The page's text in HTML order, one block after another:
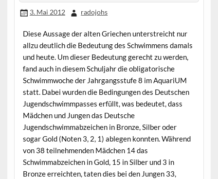
3. Mai 2012 radojohs
Diese Aussage der alten Griechen unterstreicht nur
allzu deutlich die Bedeutung des Schwimmens damals
und heute. Um dieser Bedeutung gerecht zu werden,
fand auch in diesem Schuljahr die obligatorische
Schwimmwoche der Jahrgangsstufe 8 im AquariUM
statt. Dabei wurden die Bedingungen des Deutschen
Jugendschwimmpasses erfüllt, was bedeutet, dass
Mädchen und Jungen das Deutsche
Jugendschwimmabzeichen in Bronze, Silber oder
sogar Gold (Noten 3, 2, 1) ablegen konnten. Während
von 38 teilnehmenden Mädchen 14 das
Schwimmabzeichen in Gold, 15 in Silber und 3 in
Bronze erreichten, taten dies bei den Jungen 33,